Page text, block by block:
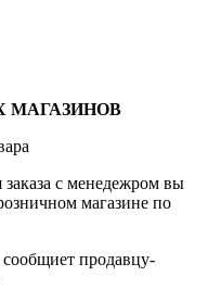
МАГАЗИНОВ
с менедежром вы
магазине по
продавцу-